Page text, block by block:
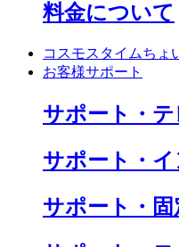
料金について
コスモスタイムちょ
お客様サポート
サポート・
サポート・
サポート・固